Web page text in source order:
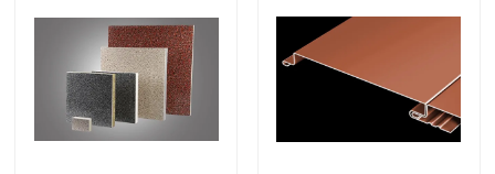
Over ons
Fabriekstocht